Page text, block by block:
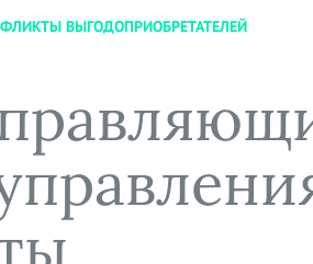
ВЫГОДОПРИОБРЕТАТЕЛЕЙ